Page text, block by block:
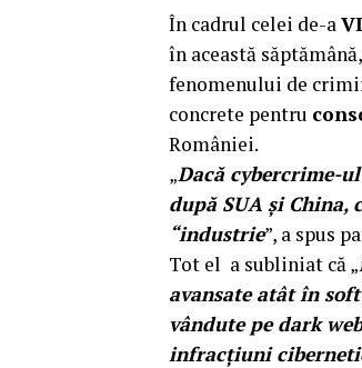
În cadrul celei de-a
în această săptămână,
fenomenului de
concrete pentru
României.
„Dacă cybercrime-
după SUA și
“industrie”, a spus
Tot el a subliniat că „
avansate atât în
vândute pe dark
infracțiuni